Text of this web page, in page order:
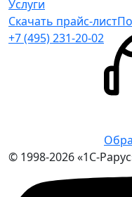
Услуги
Скачать прайс-лист
+7 (495) 231-20-02
© 1998-2026 «1С-